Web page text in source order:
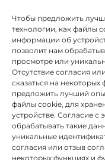
Чтобы предложить
технологии, как файлы
информации об
позволит нам
просмотре или
Отсутствие согласия
сказаться на
предложить лучший
файлы cookie, для
устройстве. Согласие с
обрабатывать такие
уникальные
согласия или отзыв
некоторых функциях и
INSTITUTO
бенефициаром
целью которого
информационных и
доступности, и
решения: